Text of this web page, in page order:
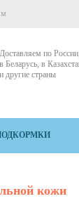
Доставляем по России,
в Беларусь, в
и другие страны
кожи